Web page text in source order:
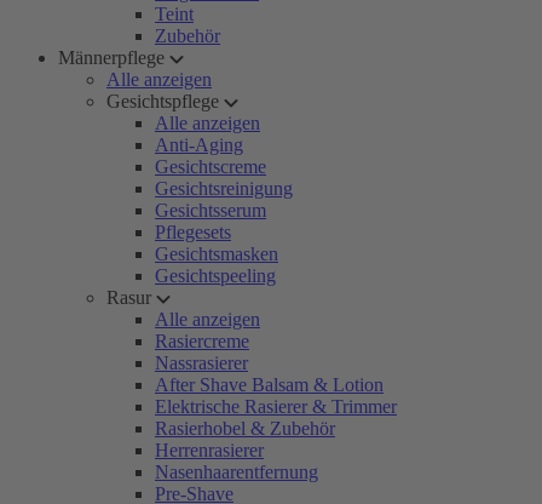
Teint
Zubehör
Männerpflege
Alle anzeigen
Gesichtspflege
Alle anzeigen
Anti-Aging
Gesichtscreme
Gesichtsreinigung
Gesichtsserum
Pflegesets
Gesichtsmasken
Gesichtspeeling
Rasur
Alle anzeigen
Rasiercreme
Nassrasierer
After Shave Balsam & Lotion
Elektrische Rasierer & Trimmer
Rasierhobel & Zubehör
Herrenrasierer
Nasenhaarentfernung
Pre-Shave